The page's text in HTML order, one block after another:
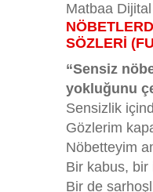
Matbaa
SÖZLERİ
“Sensiz
yokluğunu
Sensizlik
Gözlerim
Nöbetteyim
Bir kabus, bir
Bir de